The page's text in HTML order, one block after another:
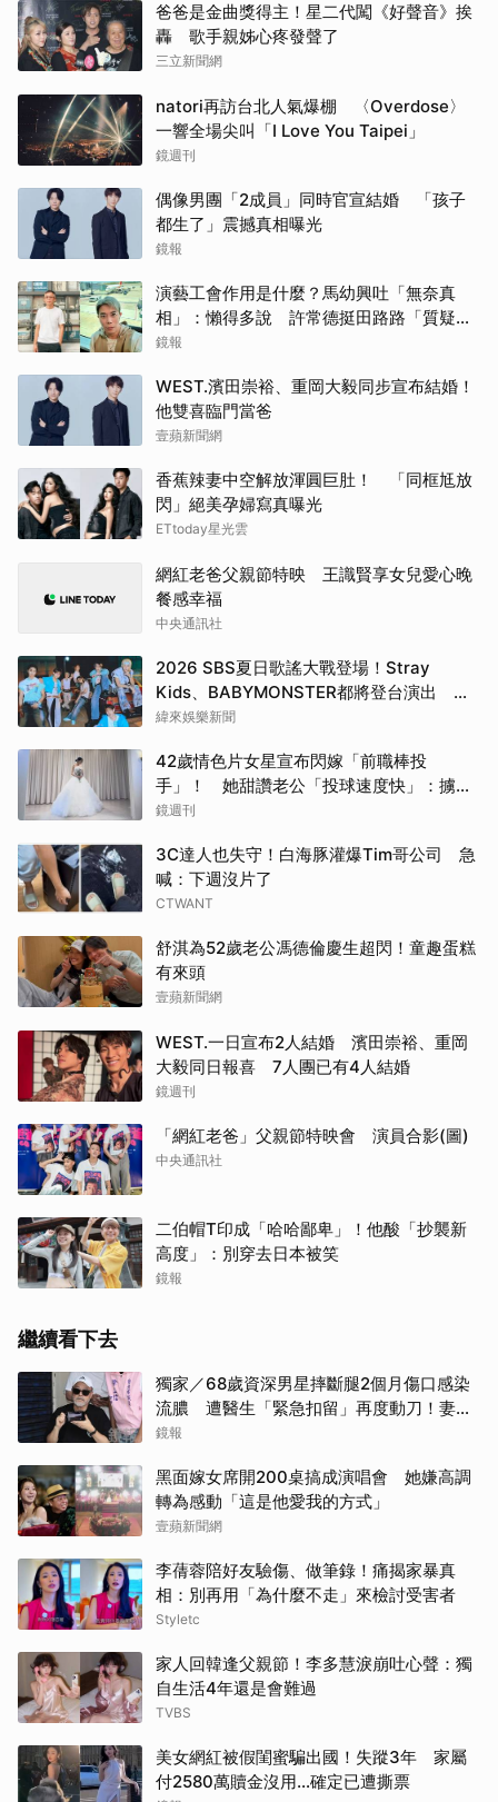
爸爸是金曲獎得主！星二代闖《好聲音》挨
轟 歌手親姊心疼發聲了
三立新聞網
natori再訪台北人氣爆棚 〈Overdose〉
一響全場尖叫「I Love You Taipei」
鏡週刊
偶像男團「2成員」同時官宣結婚 「孩子
都生了」震撼真相曝光
鏡報
演藝工會作用是什麼？馬幼興吐「無奈真
相」：懶得多說 許常德挺田路路「質疑曹
雨婷神隱」
鏡報
WEST.濱田崇裕、重岡大毅同步宣布結婚！
他雙喜臨門當爸
壹蘋新聞網
香蕉辣妻中空解放渾圓巨肚！ 「同框尪放
閃」絕美孕婦寫真曝光
ETtoday星光雲
網紅老爸父親節特映 王識賢享女兒愛心晚
餐感幸福
中央通訊社
2026 SBS夏日歌謠大戰登場！Stray
Kids、BABYMONSTER都將登台演出 陣
容直播時間一次看
緯來娛樂新聞
42歲情色片女星宣布閃嫁「前職棒投
手」！ 她甜讚老公「投球速度快」：擄獲
我的心
鏡週刊
3C達人也失守！白海豚灌爆Tim哥公司 急
喊：下週沒片了
CTWANT
舒淇為52歲老公馮德倫慶生超閃！童趣蛋糕
有來頭
壹蘋新聞網
WEST.一日宣布2人結婚 濱田崇裕、重岡
大毅同日報喜 7人團已有4人結婚
鏡週刊
「網紅老爸」父親節特映會 演員合影(圖)
中央通訊社
二伯帽T印成「哈哈鄙卑」！他酸「抄襲新
高度」：別穿去日本被笑
鏡報
繼續看下去
獨家／68歲資深男星摔斷腿2個月傷口感染
流膿 遭醫生「緊急扣留」再度動刀！妻心
力交瘁曝現況
鏡報
黑面嫁女席開200桌搞成演唱會 她嫌高調
轉為感動「這是他愛我的方式」
壹蘋新聞網
李蒨蓉陪好友驗傷、做筆錄！痛揭家暴真
相：別再用「為什麼不走」來檢討受害者
Styletc
家人回韓逢父親節！李多慧淚崩吐心聲：獨
自生活4年還是會難過
TVBS
美女網紅被假閨蜜騙出國！失蹤3年 家屬
付2580萬贖金沒用…確定已遭撕票